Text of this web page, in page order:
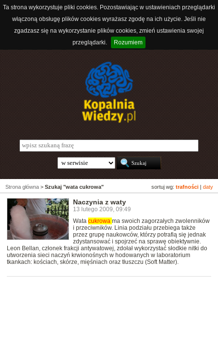
Ta strona wykorzystuje pliki cookies. Pozostawiając w ustawieniach przeglądarki
włączoną obsługę plików cookies wyrażasz zgodę na ich użycie. Jeśli nie
zgadzasz się na wykorzystanie plików cookies, zmień ustawienia swojej
przeglądarki.
Rozumiem
sortuj wg: trafności daty
Strona główna > Szukaj "wata cukrowa"
Naczynia z waty
13 lutego 2009, 09:49
Wata cukrowa ma swoich zagorzałych zwolenników
i przeciwników. Linia podziału przebiega także
przez grupę naukowców, którzy potrafią się jednak
zdystansować i spojrzeć na sprawę obiektywnie.
Leon Bellan, członek frakcji antywatowej, zdołał wykorzystać słodkie nitki do
utworzenia sieci naczyń krwionośnych w hodowanych w laboratorium
tkankach: kościach, skórze, mięśniach oraz tłuszczu (Soft Matter).